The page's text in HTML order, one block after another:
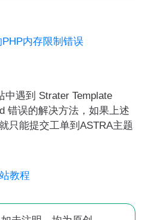
内存限制错误
遇到 Strater Template
错误的解决方法，如果上述
只能提交工单到ASTRA主题
教程